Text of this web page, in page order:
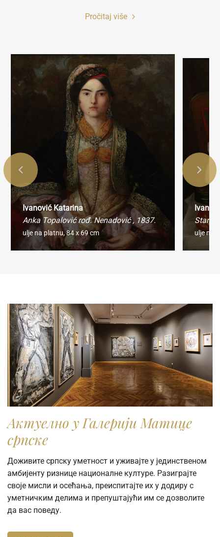
odgovara vam rezolucija od 720 piksela širine (72dpi),
možete je preuzeti direktno iz pretraživača kolekcije.
Ukoliko vam je potrebna fotografija visoke rezolucije radi
publikovanja ili reprodukovanja u naučne, stručne ili
komercijalne svrhe, molimo vas da popunite online
Zahtev za izdavanje digitalne fotografije.
Pročitaj više
Ivanović Katarina
Anka Topalović rođ. Nenadović , 1837.
ulje na platnu,84 x 69 cm ulje na
Актуелно у Галерији Матице
српске
Доживите српску уметност и уживајте у јединственом
амбијенту ризнице националне културе. Разиграјте
своје мисли и осећања, преиспитајте их у додиру с
уметничким делима и препуштајући им се дозволите
да вас поведу.